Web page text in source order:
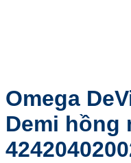
Omega
Demi hồng